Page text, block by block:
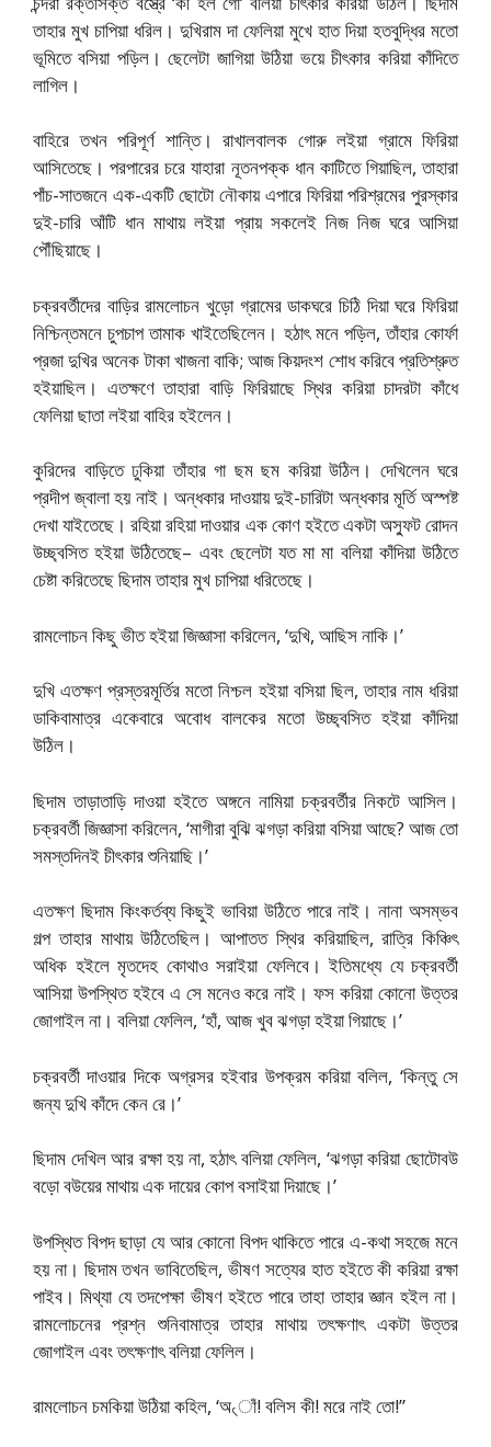
তাহার মুখ চাপিয়া ধরিল। দুখিরাম দা ফেলিয়া মুখে হাত দিয়া হতবুদ্ধির মতো
ভূমিতে বসিয়া পড়িল। ছেলেটা জাগিয়া উঠিয়া ভয়ে চীৎকার করিয়া কাঁদিতে
লাগিল।
বাহিরে তখন পরিপূর্ণ শান্তি। রাখালবালক গোরু লইয়া গ্রামে ফিরিয়া
আসিতেছে। পরপারের চরে যাহারা নূতনপক্ক ধান কাটিতে গিয়াছিল, তাহারা
পাঁচ-সাতজনে এক-একটি ছোটো নৌকায় এপারে ফিরিয়া পরিশ্রমের পুরস্কার
দুই-চারি আঁটি ধান মাথায় লইয়া প্রায় সকলেই নিজ নিজ ঘরে আসিয়া
পৌঁছিয়াছে।
চক্রবর্তীদের বাড়ির রামলোচন খুড়ো গ্রামের ডাকঘরে চিঠি দিয়া ঘরে ফিরিয়া
নিশ্চিন্তমনে চুপচাপ তামাক খাইতেছিলেন। হঠাৎ মনে পড়িল, তাঁহার কোর্ফা
প্রজা দুখির অনেক টাকা খাজনা বাকি; আজ কিয়দংশ শোধ করিবে প্রতিশ্রুত
হইয়াছিল। এতক্ষণে তাহারা বাড়ি ফিরিয়াছে স্থির করিয়া চাদরটা কাঁধে
ফেলিয়া ছাতা লইয়া বাহির হইলেন।
কুরিদের বাড়িতে ঢুকিয়া তাঁহার গা ছম ছম করিয়া উঠিল। দেখিলেন ঘরে
প্রদীপ জ্বালা হয় নাই। অন্ধকার দাওয়ায় দুই-চারিটা অন্ধকার মূর্তি অস্পষ্ট
দেখা যাইতেছে। রহিয়া রহিয়া দাওয়ার এক কোণ হইতে একটা অস্ফুট রোদন
উচ্ছ্বসিত হইয়া উঠিতেছে– এবং ছেলেটা যত মা মা বলিয়া কাঁদিয়া উঠিতে
চেষ্টা করিতেছে ছিদাম তাহার মুখ চাপিয়া ধরিতেছে।
রামলোচন কিছু ভীত হইয়া জিজ্ঞাসা করিলেন, ‘দুখি, আছিস নাকি।’
দুখি এতক্ষণ প্রস্তরমূর্তির মতো নিশ্চল হইয়া বসিয়া ছিল, তাহার নাম ধরিয়া
ডাকিবামাত্র একেবারে অবোধ বালকের মতো উচ্ছ্বসিত হইয়া কাঁদিয়া
উঠিল।
ছিদাম তাড়াতাড়ি দাওয়া হইতে অঙ্গনে নামিয়া চক্রবর্তীর নিকটে আসিল।
চক্রবর্তী জিজ্ঞাসা করিলেন, ‘মাগীরা বুঝি ঝগড়া করিয়া বসিয়া আছে? আজ তো
সমস্তদিনই চীৎকার শুনিয়াছি।’
এতক্ষণ ছিদাম কিংকর্তব্য কিছুই ভাবিয়া উঠিতে পারে নাই। নানা অসম্ভব
গল্প তাহার মাথায় উঠিতেছিল। আপাতত স্থির করিয়াছিল, রাত্রি কিঞ্চিৎ
অধিক হইলে মৃতদেহ কোথাও সরাইয়া ফেলিবে। ইতিমধ্যে যে চক্রবর্তী
আসিয়া উপস্থিত হইবে এ সে মনেও করে নাই। ফস করিয়া কোনো উত্তর
জোগাইল না। বলিয়া ফেলিল, ‘হাঁ, আজ খুব ঝগড়া হইয়া গিয়াছে।’
চক্রবর্তী দাওয়ার দিকে অগ্রসর হইবার উপক্রম করিয়া বলিল, ‘কিন্তু সে
জন্য দুখি কাঁদে কেন রে।’
ছিদাম দেখিল আর রক্ষা হয় না, হঠাৎ বলিয়া ফেলিল, ‘ঝগড়া করিয়া ছোটোবউ
বড়ো বউয়ের মাথায় এক দায়ের কোপ বসাইয়া দিয়াছে।’
উপস্থিত বিপদ ছাড়া যে আর কোনো বিপদ থাকিতে পারে এ-কথা সহজে মনে
হয় না। ছিদাম তখন ভাবিতেছিল, ভীষণ সত্যের হাত হইতে কী করিয়া রক্ষা
পাইব। মিথ্যা যে তদপেক্ষা ভীষণ হইতে পারে তাহা তাহার জ্ঞান হইল না।
রামলোচনের প্রশ্ন শুনিবামাত্র তাহার মাথায় তৎক্ষণাৎ একটা উত্তর
জোগাইল এবং তৎক্ষণাৎ বলিয়া ফেলিল।
রামলোচন চমকিয়া উঠিয়া কহিল, ‘অ৻াঁ! বলিস কী! মরে নাই তো!”